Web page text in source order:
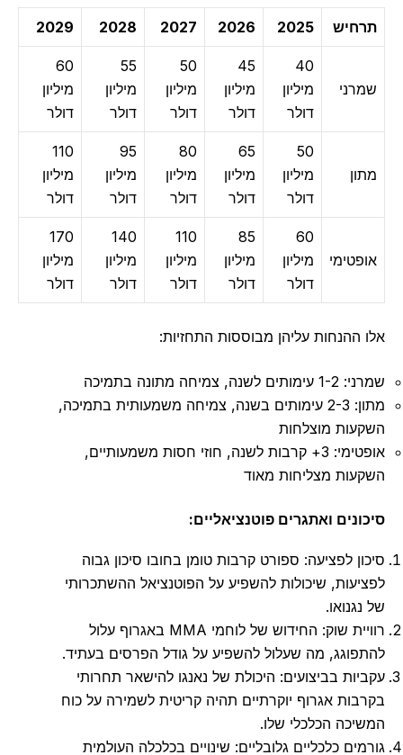
תרחיש 2025
2026
2027
2028
2029
שמרני
40
מיליון
דולר
45
מיליון
דולר
50
מיליון
דולר
55
מיליון
דולר
60
מיליון
דולר
מתון
50
מיליון
דולר
65
מיליון
דולר
80
מיליון
דולר
95
מיליון
דולר
110
מיליון
דולר
אופטימי
60
מיליון
דולר
85
מיליון
דולר
110
מיליון
דולר
140
מיליון
דולר
170
מיליון
דולר
אלו ההנחות עליהן מבוססות התחזיות:
שמרני: 1-2 עימותים לשנה, צמיחה מתונה בתמיכה
מתון: 2-3 עימותים בשנה, צמיחה משמעותית בתמיכה,
השקעות מוצלחות
אופטימי: 3+ קרבות לשנה, חוזי חסות משמעותיים,
השקעות מצליחות מאוד
סיכונים ואתגרים פוטנציאליים:
סיכון לפציעה: ספורט קרבות טומן בחובו סיכון גבוה
לפציעות, שיכולות להשפיע על הפוטנציאל ההשתכרותי
של נגנואו.
רוויית שוק: החידוש של לוחמי MMA באגרוף עלול
להתפוגג, מה שעלול להשפיע על גודל הפרסים בעתיד.
עקביות בביצועים: היכולת של נאנגו להישאר תחרותי
בקרבות אגרוף יוקרתיים תהיה קריטית לשמירה על כוח
המשיכה הכלכלי שלו.
גורמים כלכליים גלובליים: שינויים בכלכלה העולמית